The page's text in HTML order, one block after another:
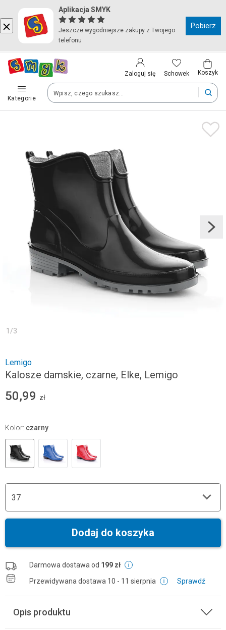
Aplikacja SMYK
Jeszcze wygodniejsze zakupy z Twojego
telefonu
Pobierz
Zaloguj się Schowek Koszyk
Kategorie
Kraj i język
Polska (Poland)
Twoje zamówienia dostarczymy na teren wybranego kraju.
Polski
Po zmianie kraju część produktów może zostać usunięta z
Zapisz
1 /3
Lemigo
Kalosze damskie, czarne, Elke, Lemigo
50,99 zł
Kolor: czarny
37
Dodaj do koszyka
Darmowa dostawa od 199 zł
Przewidywana dostawa 10 - 11 sierpnia Sprawdź
Opis produktu